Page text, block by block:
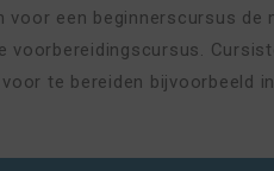
een beginnerscursus de
voorbereidingscursus.
te bereiden bijvoorbeeld